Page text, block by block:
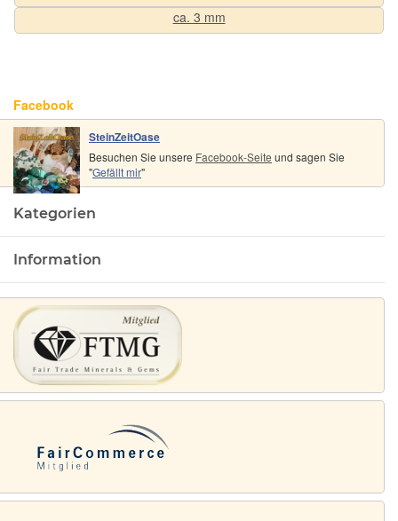
ca. 3 mm
Facebook
SteinZeitOase
Besuchen Sie unsere Facebook-Seite und sagen Sie
"Gefällt mir"
Kategorien
Information